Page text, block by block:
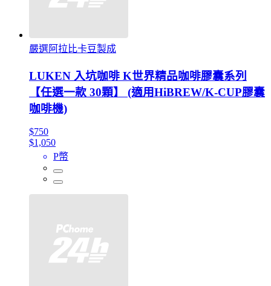
嚴選阿拉比卡豆製成
LUKEN 入坑咖啡 K世界精品咖啡膠囊系列
【任選一款 30顆】 (適用HiBREW/K-CUP膠囊
咖啡機)
$750
$1,050
P幣